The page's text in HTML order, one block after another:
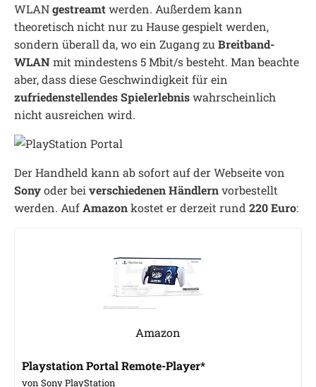
WLANgestreamtwerden. Außerdem kann
theoretisch nicht nur zu Hause gespielt werden,
sondern überall da, wo ein Zugang zu Breitband-
WLANmit mindestens 5 Mbit/s besteht. Man beachte
aber, dass diese Geschwindigkeit für ein
zufriedenstellendes Spielerlebniswahrscheinlich
nicht ausreichen wird.
Der Handheld kann ab sofort auf der Webseite von
Sonyoder bei verschiedenen Händlernvorbestellt
werden. AufAmazonkostet er derzeit rund 220 Euro:
Amazon
Playstation Portal Remote-Player*
von Sony PlayStation